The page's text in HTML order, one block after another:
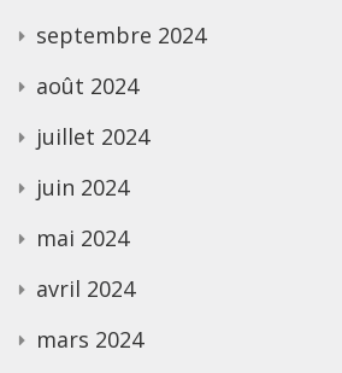
septembre 2024
août 2024
juillet 2024
juin 2024
mai 2024
avril 2024
mars 2024